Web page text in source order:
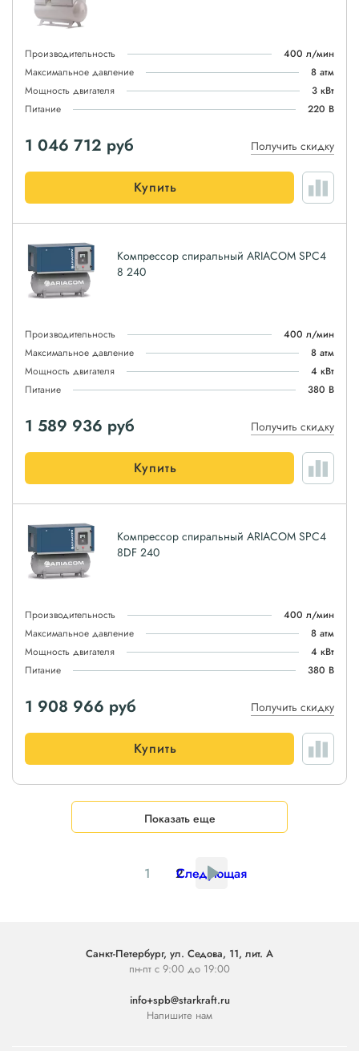
Производительность
400 л/мин
Максимальное давление
8 атм
Мощность двигателя
3 кВт
Питание
220 В
1 046 712 руб Получить скидку
Купить
Компрессор спиральный ARIACOM SPC4
8 240
Производительность
400 л/мин
Максимальное давление
8 атм
Мощность двигателя
4 кВт
Питание
380 В
1 589 936 руб Получить скидку
Купить
Компрессор спиральный ARIACOM SPC4
8DF 240
Производительность
400 л/мин
Максимальное давление
8 атм
Мощность двигателя
4 кВт
Питание
380 В
1 908 966 руб Получить скидку
Купить
Показать еще
1 2
Следующая
Санкт-Петербург, ул. Седова, 11, лит. А
пн-пт с 9:00 до 19:00
info+spb@starkraft.ru
Напишите нам